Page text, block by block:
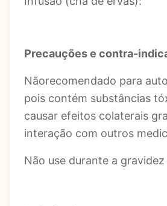
Precauções e contra-
Nãorecomendado para
pois contém substâncias
causar efeitos colaterais
interação com outros
Não use durante a